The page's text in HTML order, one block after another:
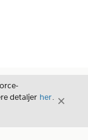
detaljer her.
Luk